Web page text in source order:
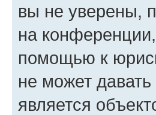
вы не уверены,
на
помощью к
не может
является